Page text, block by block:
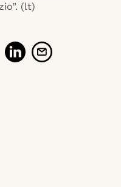
(lt)